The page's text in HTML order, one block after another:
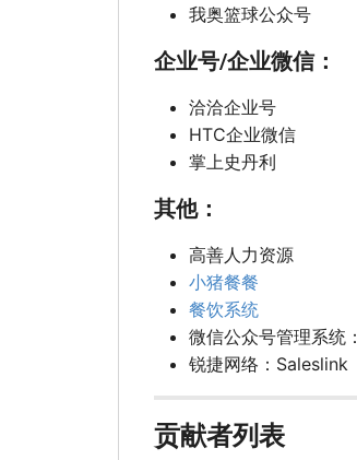
我奥篮球公众号
企业号/企业微信：
洽洽企业号
HTC企业微信
掌上史丹利
其他：
高善人力资源
小猪餐餐
餐饮系统
微信公众号管理系统：
锐捷网络：Saleslink
贡献者列表